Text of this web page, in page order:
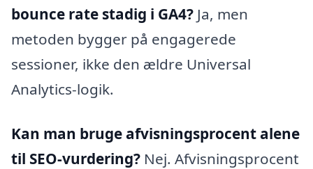
bounce rate stadig i GA4? Ja, men
metoden bygger på engagerede
sessioner, ikke den ældre Universal
Analytics-logik.
Kan man bruge afvisningsprocent alene
til SEO-vurdering? Nej. Afvisningsprocent